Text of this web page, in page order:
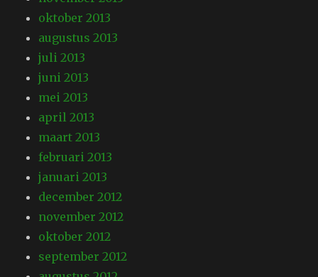
oktober 2013
augustus 2013
juli 2013
juni 2013
mei 2013
april 2013
maart 2013
februari 2013
januari 2013
december 2012
november 2012
oktober 2012
september 2012